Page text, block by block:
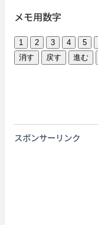
メモ用数字
1 2 3 4 5
消す
戻す 進む
スポンサーリンク